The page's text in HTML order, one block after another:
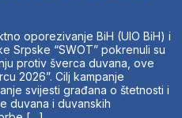
oporezivanje BiH (UIO BiH) i
Srpske “SWOT” pokrenuli su
protiv šverca duvana, ove
2026”. Cilj kampanje
svijesti građana o štetnosti i
duvana i duvanskih